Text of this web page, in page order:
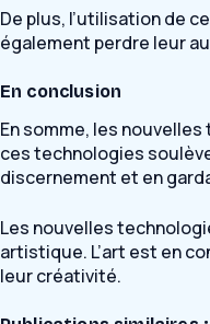
De plus, l’utilisation de
également perdre leur
En conclusion
En somme, les
ces technologies
discernement et en
Les nouvelles
artistique. L’art est en
leur créativité.